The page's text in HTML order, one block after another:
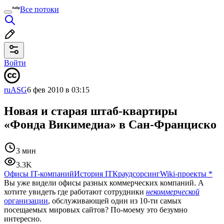
Все потоки
Войти
ruASG6 фев 2010 в 03:15
Новая и старая штаб-квартиры
«Фонда Викимедиа» в Сан-Франциско
3 мин
3.3K
Офисы IT-компанийИстория ITКраудсорсингWiki-проекты *
Вы уже видели офисы разных коммерческих компаний. А
хотите увидеть где работают сотрудники некоммерческой
организации, обслуживающей один из 10-ти самых
посещаемых мировых сайтов? По-моему это безумно
интересно.